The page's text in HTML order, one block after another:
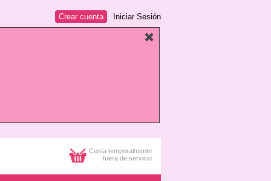
Iniciar Sesión
Crear cuenta
Cesta temporalmente
fuera de servicio